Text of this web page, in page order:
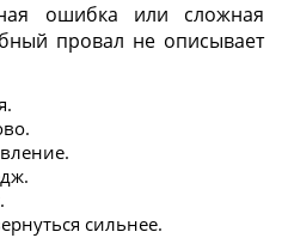
ошибка или сложная
провал не описывает
сильнее.